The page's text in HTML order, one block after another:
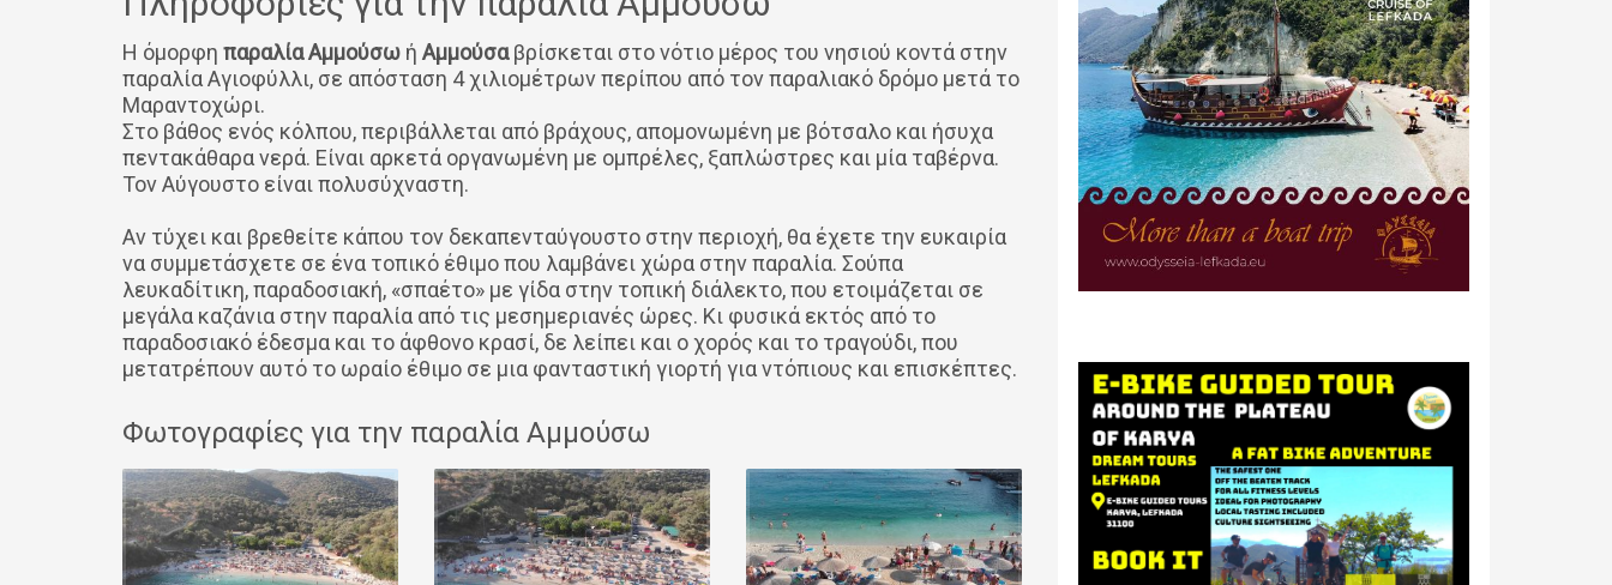
Η όμορφη παραλία Αμμούσω ή Αμμούσαβρίσκεται στο νότιο μέρος του νησιού κοντά στην
παραλία Αγιοφύλλι, σε απόσταση 4 χιλιομέτρων περίπου από τον παραλιακό δρόμο μετά το
Μαραντοχώρι.
Στο βάθος ενός κόλπου, περιβάλλεται από βράχους, απομονωμένη με βότσαλο και ήσυχα
πεντακάθαρα νερά. Είναι αρκετά οργανωμένη με ομπρέλες, ξαπλώστρες και μία ταβέρνα.
Τον Αύγουστο είναι πολυσύχναστη.
Αν τύχει και βρεθείτε κάπου τον δεκαπενταύγουστο στην περιοχή, θα έχετε την ευκαιρία
να συμμετάσχετε σε ένα τοπικό έθιμο που λαμβάνει χώρα στην παραλία. Σούπα
λευκαδίτικη, παραδοσιακή, «σπαέτο» με γίδα στην τοπική διάλεκτο, που ετοιμάζεται σε
μεγάλα καζάνια στην παραλία από τις μεσημεριανές ώρες. Κι φυσικά εκτός από το
παραδοσιακό έδεσμα και το άφθονο κρασί, δε λείπει και ο χορός και το τραγούδι, που
μετατρέπουν αυτό το ωραίο έθιμο σε μια φανταστική γιορτή για ντόπιους και επισκέπτες.
Φωτογραφίες για την παραλία Αμμούσω